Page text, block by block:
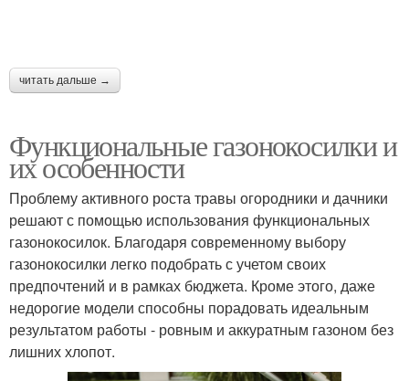
читать дальше →
Функциональные газонокосилки и
их особенности
Проблему активного роста травы огородники и дачники
решают с помощью использования функциональных
газонокосилок. Благодаря современному выбору
газонокосилки легко подобрать с учетом своих
предпочтений и в рамках бюджета. Кроме этого, даже
недорогие модели способны порадовать идеальным
результатом работы - ровным и аккуратным газоном без
лишних хлопот.